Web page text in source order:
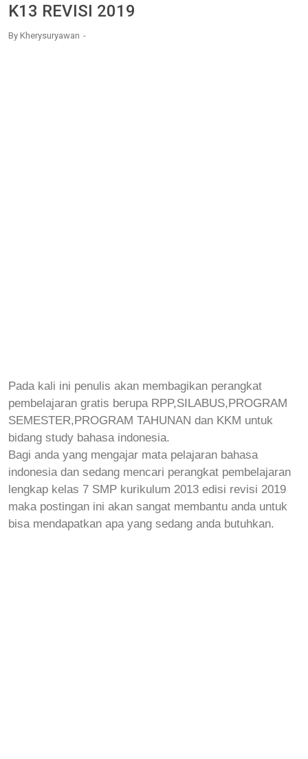
K13 REVISI 2019
By Kherysuryawan
Pada kali ini penulis akan membagikan perangkat
pembelajaran gratis berupa RPP,SILABUS,PROGRAM
SEMESTER,PROGRAM TAHUNAN dan KKM untuk
bidang study bahasa indonesia.
Bagi anda yang mengajar mata pelajaran bahasa
indonesia dan sedang mencari perangkat pembelajaran
lengkap kelas 7 SMP kurikulum 2013 edisi revisi 2019
maka postingan ini akan sangat membantu anda untuk
bisa mendapatkan apa yang sedang anda butuhkan.